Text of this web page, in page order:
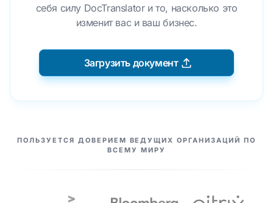
себя силу DocTranslator и то, насколько это
изменит вас и ваш бизнес.
Загрузить документ
НАШИ ПАРТНЕРЫ
ПОЛЬЗУЕТСЯ ДОВЕРИЕМ ВЕДУЩИХ ОРГАНИЗАЦИЙ ПО
ВСЕМУ МИРУ